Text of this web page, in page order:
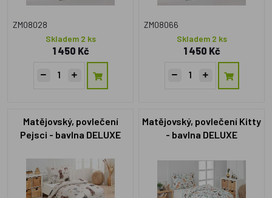
ZM08028
Skladem 2 ks
1 450 Kč
ZM08066
Skladem 2 ks
1 450 Kč
Matějovský, povlečení
Pejsci - bavlna DELUXE
Matějovský, povlečení Kitty
- bavlna DELUXE